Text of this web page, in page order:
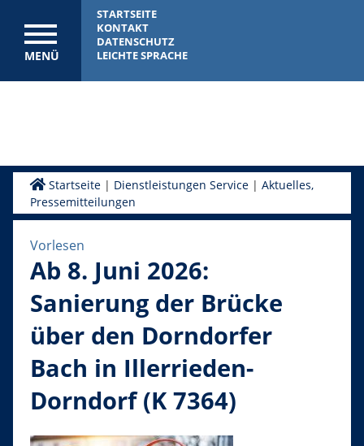
MENÜ
STARTSEITE
KONTAKT
DATENSCHUTZ
LEICHTE SPRACHE
Startseite| Dienstleistungen Service| Aktuelles,
Pressemitteilungen
Vorlesen
Ab 8. Juni 2026:
Sanierung der Brücke
über den Dorndorfer
Bach in Illerrieden-
Dorndorf (K 7364)